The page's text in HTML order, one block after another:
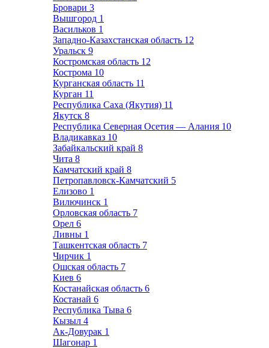
Бровари 3
Вышгород 1
Васильков 1
Западно-Казахстанская область 12
Уральск 9
Костромская область 12
Кострома 10
Курганская область 11
Курган 11
Республика Саха (Якутия) 11
Якутск 8
Республика Северная Осетия — Алания 10
Владикавказ 10
Забайкальский край 8
Чита 8
Камчатский край 8
Петропавловск-Камчатский 5
Елизово 1
Вилючинск 1
Орловская область 7
Орел 6
Ливны 1
Ташкентская область 7
Чирчик 1
Ошская область 7
Киев 6
Костанайская область 6
Костанай 6
Республика Тыва 6
Кызыл 4
Ак-Довурак 1
Шагонар 1